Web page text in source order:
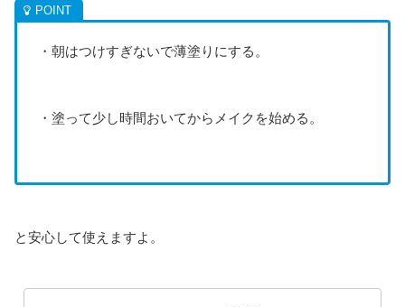
・朝はつけすぎないで薄塗りにする。
・塗って少し時間おいてからメイクを始める。
と安心して使えますよ。